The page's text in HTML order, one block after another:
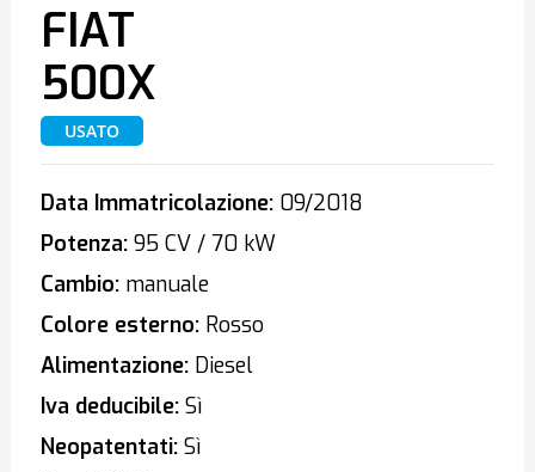
FIAT
500X
USATO
Data Immatricolazione:09/2018
Potenza:95 CV / 70 kW
Cambio:manuale
Colore esterno:Rosso
Alimentazione:Diesel
Iva deducibile:Sì
Neopatentati:Sì